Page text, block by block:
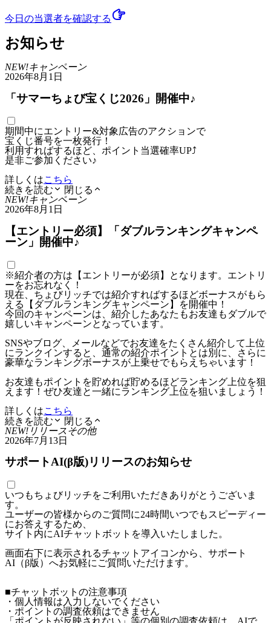
今日の当選者を確認する
お知らせ
NEW!キャンペーン
2026年8月1日
「サマーちょび宝くじ2026」開催中♪
期間中にエントリー&対象広告のアクションで
宝くじ番号を一枚発行！
利用すればするほど、ポイント当選確率UP⤴
是非ご参加ください♪
詳しくはこちら
続きを読む
閉じる
NEW!キャンペーン
2026年8月1日
【エントリー必須】「ダブルランキングキャンペ
ーン」開催中♪
※紹介者の方は【エントリーが必須】となります。エントリ
ーをお忘れなく！
現在、ちょびリッチでは紹介すればするほどボーナスがもら
える【ダブルランキングキャンペーン】を開催中！
今回のキャンペーンは、紹介したあなたもお友達もダブルで
嬉しいキャンペーンとなっています。
SNSやブログ、メールなどでお友達をたくさん紹介して上位
にランクインすると、通常の紹介ポイントとは別に、さらに
豪華なランキングボーナスが上乗せでもらえちゃいます！
お友達もポイントを貯めれば貯めるほどランキング上位を狙
えます！ぜひ友達と一緒にランキング上位を狙いましょう！
詳しくはこちら
続きを読む
閉じる
NEW! リリースその他
2026年7月13日
サポートAI(β版)リリースのお知らせ
いつもちょびリッチをご利用いただきありがとうございま
す。
ユーザーの皆様からのご質問に24時間いつでもスピーディー
にお答えするため、
サイト内にAIチャットボットを導入いたしました。
画面右下に表示されるチャットアイコンから、サポート
AI（β版）へお気軽にご質問いただけます。
■チャットボットの注意事項
・個人情報は入力しないでください
・ポイントの調査依頼はできません